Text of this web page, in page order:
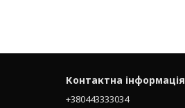
Контактна інформація
+380443333034